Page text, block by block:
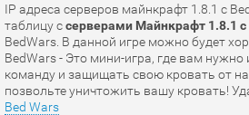
IP адреса серверов майнкрафт 1.8.1 с
таблицу ссерверами Майнкрафт 1.8.1 с
BedWars. В данной игре можно будет
BedWars - Это мини-игра, где вам нужно
команду и защищать свою кровать от
позвольте уничтожить вашу кровать!
Bed Wars